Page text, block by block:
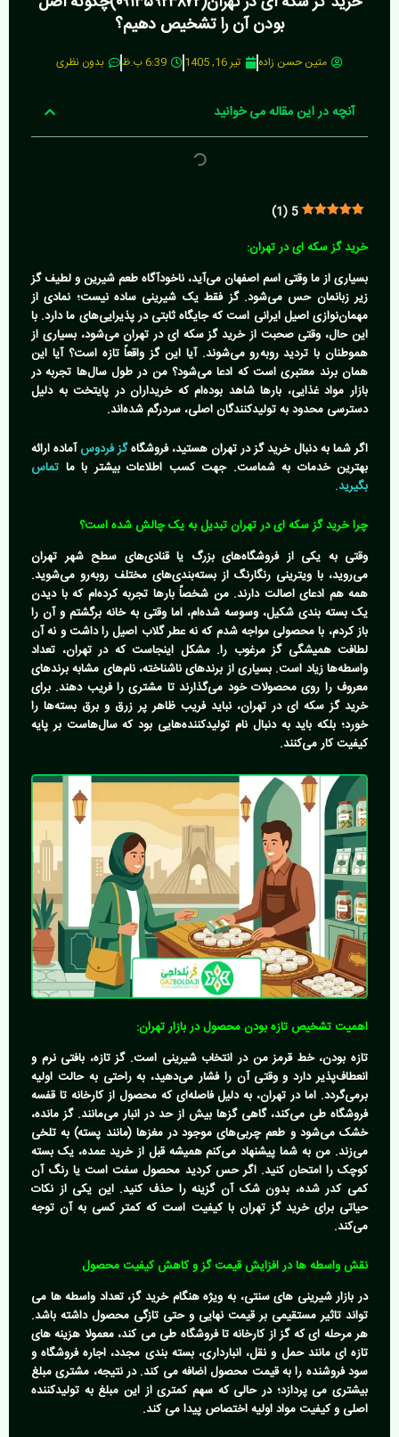
بودن آن را تشخیص دهیم؟
متین حسن زاده تیر 16, 1405 6:39 ب.ظ بدون نظری
آنچه در این مقاله می خوانید
5
(
1
)
خرید گز سکه ای در تهران:
بسیاری از ما وقتی اسم اصفهان می‌آید، ناخودآگاه طعم شیرین و لطیف گز
زیر زبانمان حس می‌شود. گز فقط یک شیرینی ساده نیست؛ نمادی از
مهمان‌نوازی اصیل ایرانی است که جایگاه ثابتی در پذیرایی‌های ما دارد. با
این حال، وقتی صحبت ازخرید گز سکه ای در تهرانمی‌شود، بسیاری از
هموطنان با تردید روبه‌رو می‌شوند. آیا این گز واقعاً تازه است؟ آیا این
همان برند معتبری است که ادعا می‌شود؟ من در طول سال‌ها تجربه در
بازار مواد غذایی، بارها شاهد بوده‌ام که خریداران در پایتخت به دلیل
دسترسی محدود به تولیدکنندگان اصلی، سردرگم شده‌اند.
اگر شما به دنبال خرید گز در تهران هستید، فروشگاهگز فردوسآماده ارائه
بهترین خدمات به شماست. جهت کسب اطلاعات بیشتر با ما تماس
بگیرید.
چرا خرید گز سکه ای در تهران تبدیل به یک چالش شده است؟
وقتی به یکی از فروشگاه‌های بزرگ یا قنادی‌های سطح شهر تهران
می‌روید، با ویترینی رنگارنگ از بسته‌بندی‌های مختلف روبه‌رو می‌شوید.
همه هم ادعای اصالت دارند. من شخصاً بارها تجربه کرده‌ام که با دیدن
یک بسته‌ بندی شکیل، وسوسه شده‌ام، اما وقتی به خانه برگشتم و آن را
باز کردم، با محصولی مواجه شدم که نه عطر گلاب اصیل را داشت و نه آن
لطافت همیشگی گز مرغوب را. مشکل اینجاست که در تهران، تعداد
واسطه‌ها زیاد است. بسیاری از برندهای ناشناخته، نام‌های مشابه برندهای
معروف را روی محصولات خود می‌گذارند تا مشتری را فریب دهند. برای
خرید گز سکه ای در تهران، نباید فریب ظاهر پر زرق و برق بسته‌ها را
خورد؛ بلکه باید به دنبال نام تولیدکننده‌هایی بود که سال‌هاست بر پایه
کیفیت کار می‌کنند.
اهمیت تشخیص تازه بودن محصول در بازار تهران:
تازه بودن، خط قرمز من در انتخاب شیرینی است. گز تازه، بافتی نرم و
انعطاف‌پذیر دارد و وقتی آن را فشار می‌دهید، به راحتی به حالت اولیه
برمی‌گردد. اما در تهران، به دلیل فاصله‌ای که محصول از کارخانه تا قفسه
فروشگاه طی می‌کند، گاهی گزها بیش از حد در انبار می‌مانند. گز مانده،
خشک می‌شود و طعم چربی‌های موجود در مغزها (مانند پسته) به تلخی
می‌زند. من به شما پیشنهاد می‌کنم همیشه قبل از خرید عمده، یک بسته
کوچک را امتحان کنید. اگر حس کردید محصول سفت است یا رنگ آن
کمی کدر شده، بدون شک آن گزینه را حذف کنید. این یکی از نکات
حیاتی برایخرید گز تهران با کیفیت است که کمتر کسی به آن توجه
می‌کند.
نقش واسطه ها در افزایش قیمت گز و کاهش کیفیت محصول
در بازار شیرینی های سنتی، به ویژه هنگامخرید گز، تعداد واسطه ها می
تواند تاثیر مستقیمی بر قیمت نهایی و حتی تازگی محصول داشته باشد.
هر مرحله ای که گز از کارخانه تا فروشگاه طی می کند، معمولا هزینه های
تازه ای مانند حمل و نقل، انبارداری، بسته بندی مجدد، اجاره فروشگاه و
سود فروشنده را به قیمت محصول اضافه می کند. در نتیجه، مشتری مبلغ
بیشتری می پردازد؛ در حالی که سهم کمتری از این مبلغ به تولیدکننده
اصلی و کیفیت مواد اولیه اختصاص پیدا می کند.